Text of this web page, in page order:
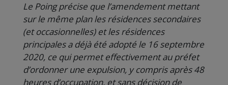
Le Poing précise que l’amendement mettant
sur le même plan les résidences secondaires
(et occasionnelles) et les résidences
principales a déjà été adopté le 16 septembre
2020, ce qui permet effectivement au préfet
d’ordonner une expulsion, y compris après 48
heures d’occupation, et sans décision de